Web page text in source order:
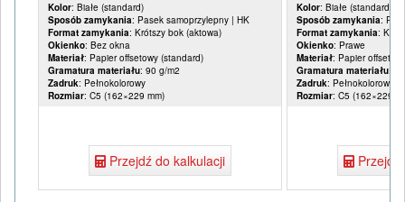
Kolor: Białe (standard)
Sposób zamykania: Pasek samoprzylepny | HK
Format zamykania: Krótszy bok (aktowa)
Okienko: Bez okna
Materiał: Papier offsetowy (standard)
Gramatura materiału: 90 g/m2
Zadruk: Pełnokolorowy
Rozmiar: C5 (162×229 mm)
Przejdź do kalkulacji
Kolor: Białe (standard)
Sposób zamykania:
Format zamykania:
Okienko: Prawe
Materiał: Papier
Gramatura materiału:
Zadruk: Pełnokolorowy
Rozmiar: C5 (162×229
Przejdź